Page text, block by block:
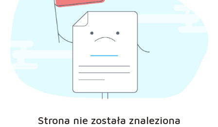
Strona nie została znaleziona